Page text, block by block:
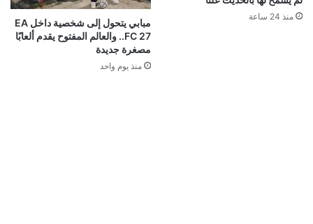
منذ 24 ساعة
مبابي يتحول إلى شخصية داخل EA
FC 27.. والعالم المفتوح يقدم ألعابًا
مصغرة جديدة
منذ يوم واحد